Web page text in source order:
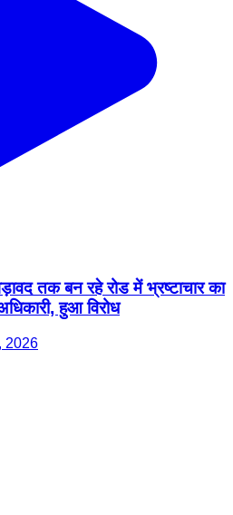
तक बन रहे रोड में भ्रष्टाचार का
हुआ विरोध
2026